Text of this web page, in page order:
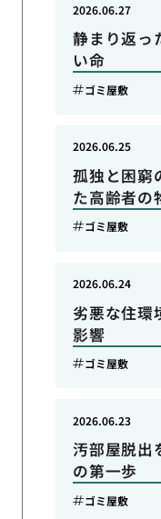
静まり返っ
い命
2026.06.27
ゴミ屋敷
孤独と困窮
た高齢者の
2026.06.25
ゴミ屋敷
劣悪な住環
影響
2026.06.24
ゴミ屋敷
汚部屋脱出
の第一歩
2026.06.23
ゴミ屋敷